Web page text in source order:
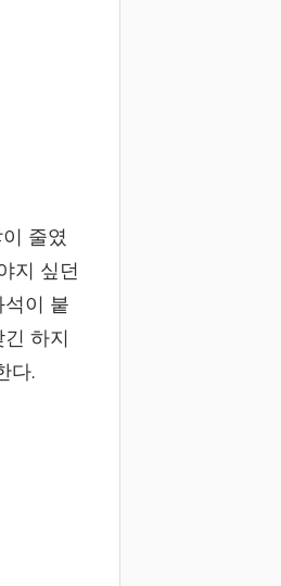
줄였
지 싶던
이 붙
하지
다.